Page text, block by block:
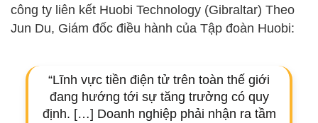
công ty liên kết Huobi Technology (Gibraltar) Theo
Jun Du, Giám đốc điều hành của Tập đoàn Huobi:
“Lĩnh vực tiền điện tử trên toàn thế giới
đang hướng tới sự tăng trưởng có quy
định. […] Doanh nghiệp phải nhận ra tầm